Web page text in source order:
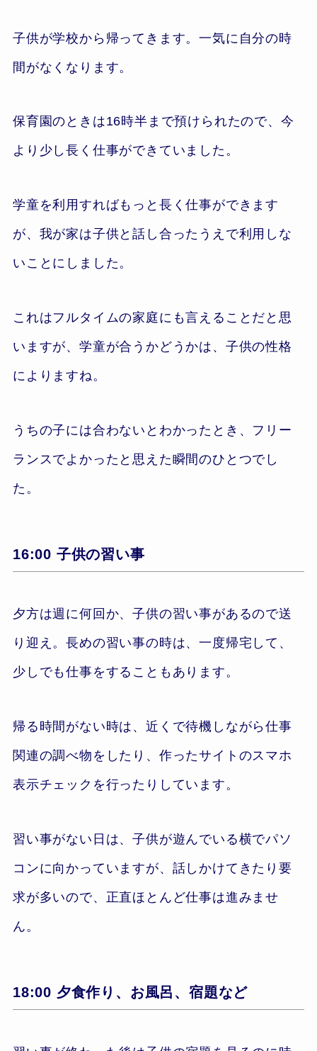
子供が学校から帰ってきます。一気に自分の時
間がなくなります。
保育園のときは16時半まで預けられたので、今
より少し長く仕事ができていました。
学童を利用すればもっと長く仕事ができます
が、我が家は子供と話し合ったうえで利用しな
いことにしました。
これはフルタイムの家庭にも言えることだと思
いますが、学童が合うかどうかは、子供の性格
によりますね。
うちの子には合わないとわかったとき、フリー
ランスでよかったと思えた瞬間のひとつでし
た。
16:00 子供の習い事
夕方は週に何回か、子供の習い事があるので送
り迎え。長めの習い事の時は、一度帰宅して、
少しでも仕事をすることもあります。
帰る時間がない時は、近くで待機しながら仕事
関連の調べ物をしたり、作ったサイトのスマホ
表示チェックを行ったりしています。
習い事がない日は、子供が遊んでいる横でパソ
コンに向かっていますが、話しかけてきたり要
求が多いので、正直ほとんど仕事は進みませ
ん。
18:00 夕食作り、お風呂、宿題など